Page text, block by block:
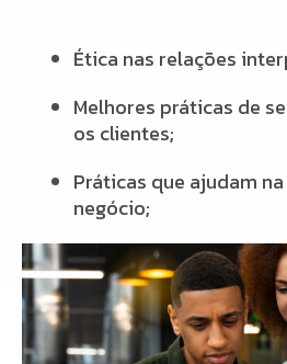
Ética nas relações
Melhores práticas de
os clientes;
Práticas que ajudam
negócio;